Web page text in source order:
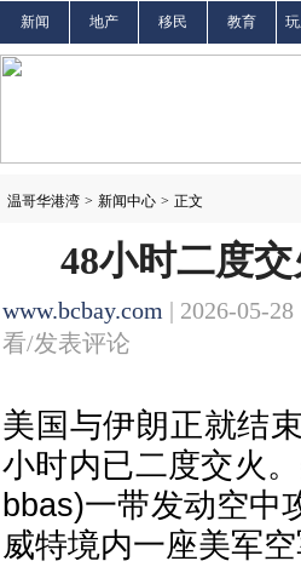
新闻 地产 移民 教育
温哥华港湾 > 新闻中心 > 正文
48小时二度
www.bcbay.com | 2026-05-
看/发表评论
美国与伊朗正就结
小时内已二度交火
bbas)一带发动空中
威特境内一座美军